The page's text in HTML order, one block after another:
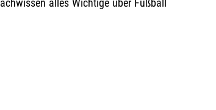
alles Wichtige über Fußball